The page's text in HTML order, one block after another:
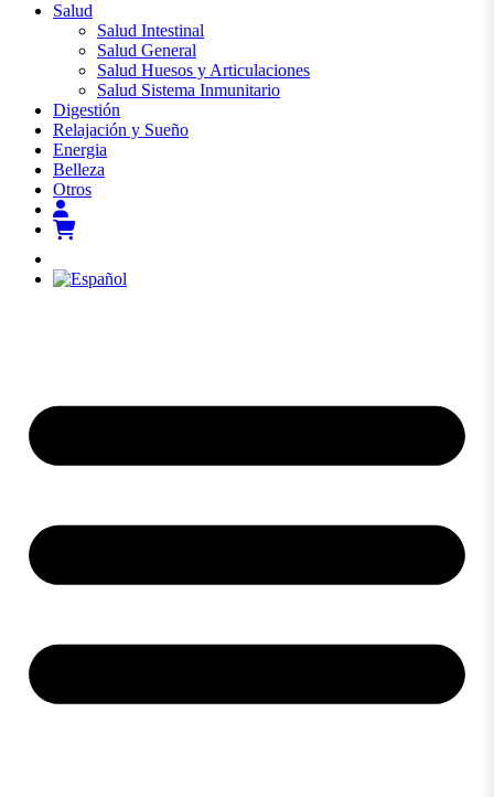
Salud
Salud Intestinal
Salud General
Salud Huesos y Articulaciones
Salud Sistema Inmunitario
Digestión
Relajación y Sueño
Energia
Belleza
Otros